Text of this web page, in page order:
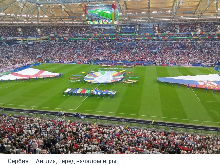
Сербия — Англия, перед началом игры